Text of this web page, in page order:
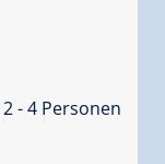
2 - 4 Personen